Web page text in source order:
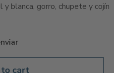
y blanca, gorro, chupete y cojín
cart